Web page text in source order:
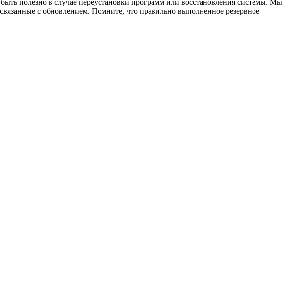
полезно в случае переустановки программ или восстановления системы. Мы
с обновлением. Помните, что правильно выполненное резервное